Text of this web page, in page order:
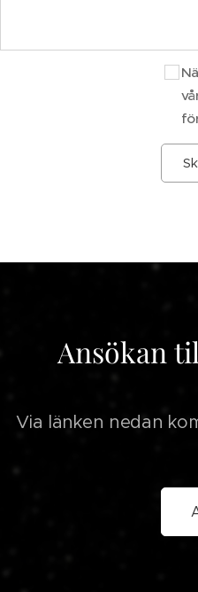
Ansökan
Via länken nedan